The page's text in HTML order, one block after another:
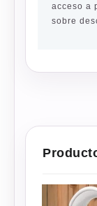
acceso a
sobre